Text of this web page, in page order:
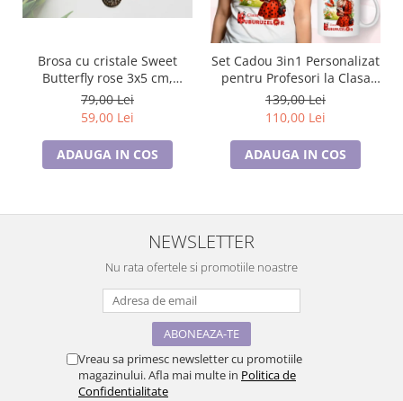
Brosa cu cristale Sweet
Butterfly rose 3x5 cm,
BR23.015, garantie 6 luni
79,00 Lei
59,00 Lei
ADAUGA IN COS
Set Cadou 3in1 Personalizat
pentru Profesori la Clasa
buburuzelor de 8 Martie
139,00 Lei
110,00 Lei
ADAUGA IN COS
NEWSLETTER
Nu rata ofertele si promotiile noastre
Vreau sa primesc newsletter cu promotiile
magazinului. Afla mai multe in Politica de
Confidentialitate